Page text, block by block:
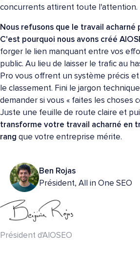
concurrents attirent toute l'attention.
Nous refusons que le travail acharné
C'est pourquoi nous avons créé
forger le lien manquant entre vos
public. Au lieu de laisser le trafic au
Pro vous offrent un système précis
le classement. Fini le jargon
demander si vous « faites les choses
Juste une feuille de route claire et
transforme votre travail acharné en
rang que votre entreprise mérite.
Ben Rojas
Président, All in One SEO
Président d'AIOSEO